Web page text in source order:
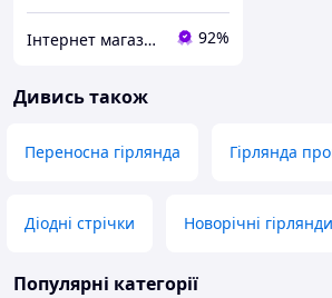
Інтернет магазин S-Pool 92%
Дивись також
Переносна гірлянда Гірлянда
Діодні стрічки Новорічні гірлянди
Популярні категорії